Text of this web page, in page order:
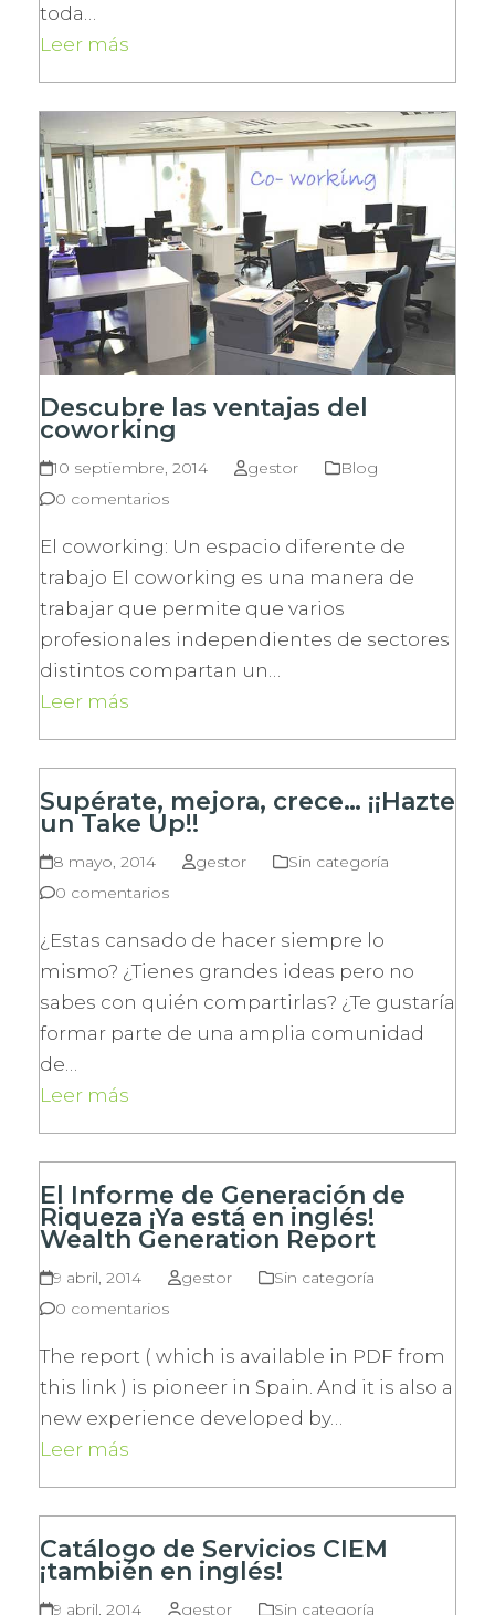
toda…
Leer más
Descubre las ventajas del
coworking
10 septiembre, 2014 gestor
Blog
0 comentarios
El coworking: Un espacio diferente de
trabajo El coworking es una manera de
trabajar que permite que varios
profesionales independientes de sectores
distintos compartan un…
Leer más
Supérate, mejora, crece… ¡¡Hazte
un Take Up!!
8 mayo, 2014 gestor
Sin categoría
0 comentarios
¿Estas cansado de hacer siempre lo
mismo? ¿Tienes grandes ideas pero no
sabes con quién compartirlas? ¿Te gustaría
formar parte de una amplia comunidad
de…
Leer más
El Informe de Generación de
Riqueza ¡Ya está en inglés!
Wealth Generation Report
9 abril, 2014 gestor
Sin categoría
0 comentarios
The report ( which is available in PDF from
this link ) is pioneer in Spain. And it is also a
new experience developed by…
Leer más
Catálogo de Servicios CIEM
¡también en inglés!
9 abril, 2014 gestor Sin categoría